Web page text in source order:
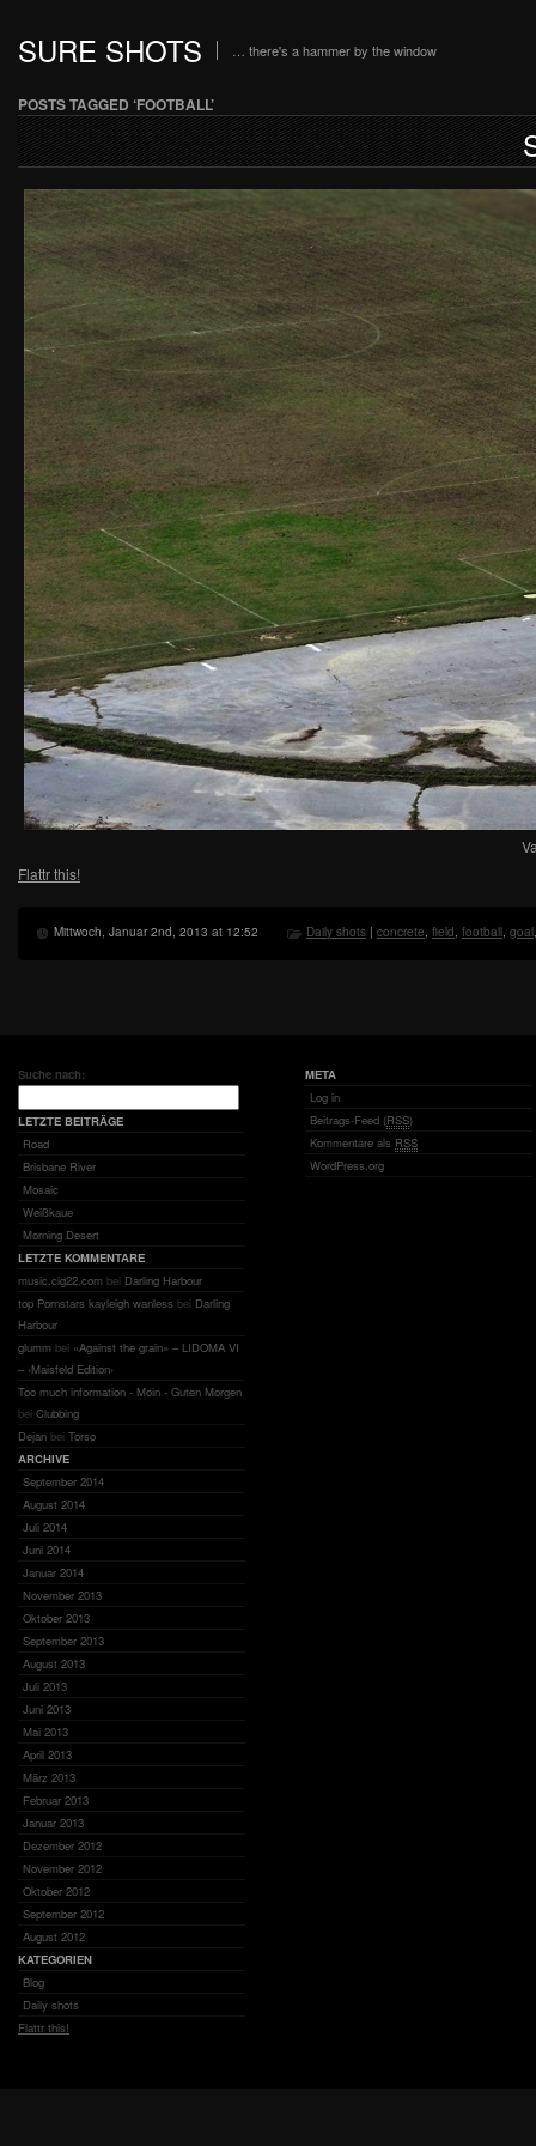
SURE SHOTS … there's a hammer by the window
POSTS TAGGED ‘FOOTBALL’
Flattr this!
Mittwoch, Januar 2nd, 2013 at 12:52 Daily shots | concrete, field, football, goal
Suche nach:
LETZTE BEITRÄGE
Road
Brisbane River
Mosaic
Weißkaue
Morning Desert
LETZTE KOMMENTARE
music.cig22.com bei Darling Harbour
top Pornstars kayleigh wanless bei Darling
Harbour
glumm bei «Against the grain» – LIDOMA VI
– ‹Maisfeld Edition›
Too much information - Moin - Guten Morgen
bei Clubbing
Dejan bei Torso
ARCHIVE
September 2014
August 2014
Juli 2014
Juni 2014
Januar 2014
November 2013
Oktober 2013
September 2013
August 2013
Juli 2013
Juni 2013
Mai 2013
April 2013
März 2013
Februar 2013
Januar 2013
Dezember 2012
November 2012
Oktober 2012
September 2012
August 2012
KATEGORIEN
Blog
Daily shots
Flattr this!
META
Log in
Beitrags-Feed (RSS)
Kommentare als RSS
WordPress.org